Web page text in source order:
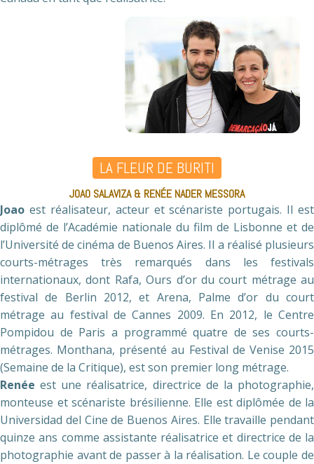
LA FLEUR DE BURITI
JOAO SALAVIZA & RENÉE NADER MESSORA
Joao est réalisateur, acteur et scénariste portugais. Il est
diplômé de l’Académie nationale du film de Lisbonne et de
l’Université de cinéma de Buenos Aires. Il a réalisé plusieurs
courts-métrages très remarqués dans les festivals
internationaux, dont Rafa, Ours d’or du court métrage au
festival de Berlin 2012, et Arena, Palme d’or du court
métrage au festival de Cannes 2009. En 2012, le Centre
Pompidou de Paris a programmé quatre de ses courts-
métrages. Monthana, présenté au Festival de Venise 2015
(Semaine de la Critique), est son premier long métrage.
Renée est une réalisatrice, directrice de la photographie,
monteuse et scénariste brésilienne. Elle est diplômée de la
Universidad del Cine de Buenos Aires. Elle travaille pendant
quinze ans comme assistante réalisatrice et directrice de la
photographie avant de passer à la réalisation. Le couple de